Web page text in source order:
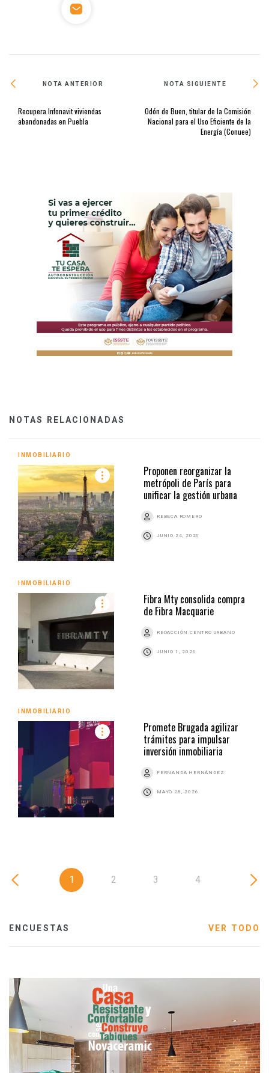
NOTA ANTERIOR
Recupera Infonavit viviendas
abandonadas en Puebla
NOTA SIGUIENTE
Odón de Buen, titular de la Comisión
Nacional para el Uso Eficiente de la
Energía (Conuee)
NOTAS RELACIONADAS
INMOBILIARIO
Proponen reorganizar la
metrópoli de París para
unificar la gestión urbana
REBECA ROMERO
JUNIO 24, 2026
INMOBILIARIO
Fibra Mty consolida compra
de Fibra Macquarie
REDACCIÓN CENTRO URBANO
JUNIO 1, 2026
INMOBILIARIO
Promete Brugada agilizar
trámites para impulsar
inversión inmobiliaria
FERNANDA HERNÁNDEZ
MAYO 28, 2026
1 2 3 4
ENCUESTAS VER TODO